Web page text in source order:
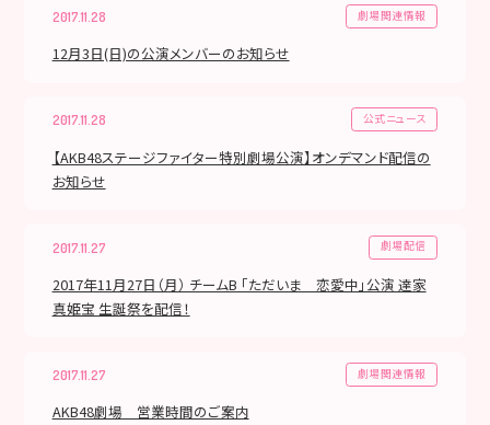
2017.11.28 劇場関連情報
12月3日(日)の公演メンバーのお知らせ
2017.11.28 公式ニュース
【AKB48ステージファイター特別劇場公演】オンデマンド配信の
お知らせ
2017.11.27 劇場配信
2017年11月27日（月） チームB 「ただいま 恋愛中」公演 達家
真姫宝 生誕祭を配信！
2017.11.27 劇場関連情報
AKB48劇場 営業時間のご案内